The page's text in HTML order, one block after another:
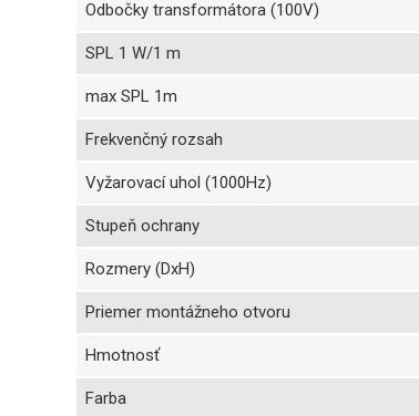
Odbočky transformátora (100V)
SPL 1 W/1 m
max SPL 1m
Frekvenčný rozsah
Vyžarovací uhol (1000Hz)
Stupeň ochrany
Rozmery (DxH)
Priemer montážneho otvoru
Hmotnosť
Farba